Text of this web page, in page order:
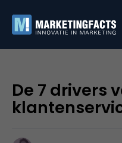
De 7 drivers